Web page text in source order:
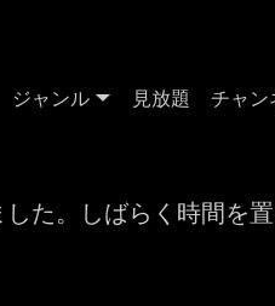
ジャンル 見放題 チャン
た。しばらく時間を